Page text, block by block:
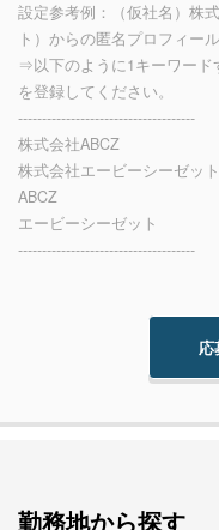
設定参考例：（仮社名）株
ト）からの匿名プロフィー
⇒以下のように1キーワード
を登録してください。
-------------------------------------
株式会社ABCZ
株式会社エービーシーゼット
ABCZ
エービーシーゼット
-------------------------------------
勤務地から探す